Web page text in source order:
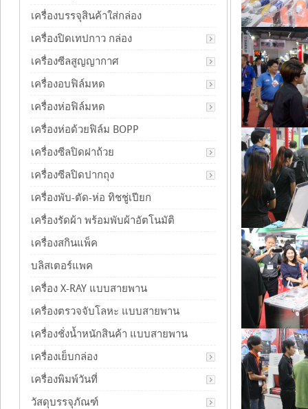
เครื่องบรรจุสินค้าใส่กล่อง
เครื่องปิดเทปกาว กล่อง
เครื่องซีลสูญญากาศ
เครื่องอบฟิล์มหด
เครื่องห่อฟิล์มหด
เครื่องห่อด้วยฟิล์ม BOPP
เครื่องซีลปิดฝาถ้วย
เครื่องซีลปิดปากถุง
เครื่องพับ-ตัด-ห่อ ทิชชู่เปียก
เครื่องรัดผ้า พร้อมพับผ้าอัตโนมัติ
เครื่องสกินแพ็ค
บลิสเตอร์แพค
เครื่อง X-RAY แบบสายพาน
เครื่องตรวจจับโลหะ แบบสายพาน
เครื่องชั่งน้ำหนักสินค้า แบบสายพาน
เครื่องเย็บกล่อง
เครื่องพิมพ์วันที่
วัสดุบรรจุภัณฑ์